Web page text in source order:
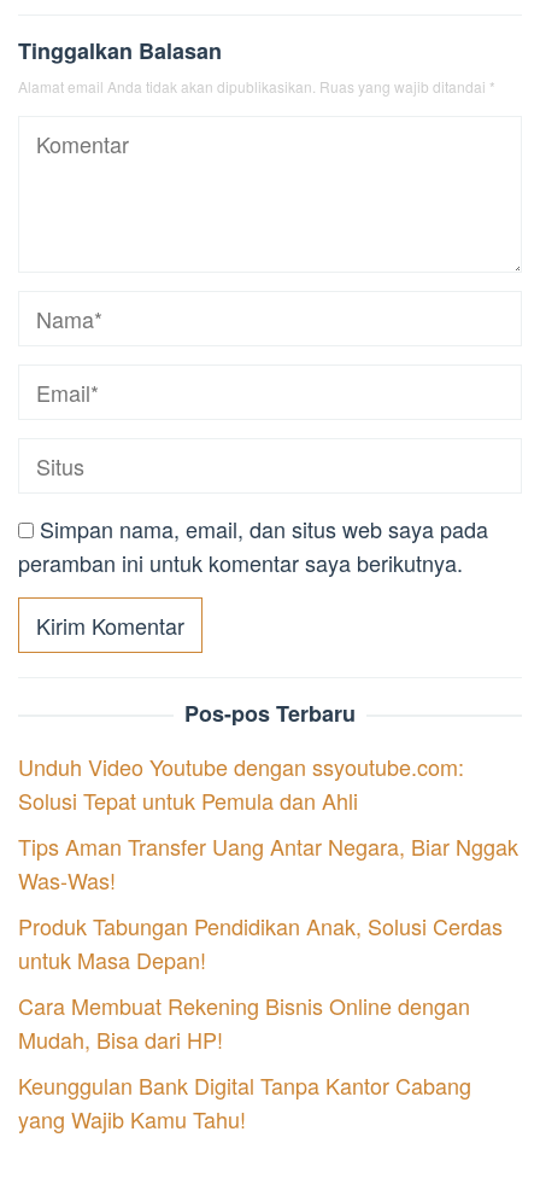
Tinggalkan Balasan
Alamat email Anda tidak akan dipublikasikan. Ruas yang wajib ditandai *
Simpan nama, email, dan situs web saya pada
peramban ini untuk komentar saya berikutnya.
Pos-pos Terbaru
Unduh Video Youtube dengan ssyoutube.com:
Solusi Tepat untuk Pemula dan Ahli
Tips Aman Transfer Uang Antar Negara, Biar Nggak
Was-Was!
Produk Tabungan Pendidikan Anak, Solusi Cerdas
untuk Masa Depan!
Cara Membuat Rekening Bisnis Online dengan
Mudah, Bisa dari HP!
Keunggulan Bank Digital Tanpa Kantor Cabang
yang Wajib Kamu Tahu!